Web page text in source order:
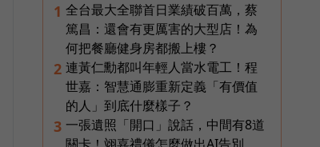
1 全台最大全聯首日業績破百萬，蔡
篤昌：還會有更厲害的大型店！為
何把餐廳健身房都搬上樓？
2 連黃仁勳都叫年輕人當水電工！程
世嘉：智慧通膨重新定義「有價值
的人」到底什麼樣子？
3 一張遺照「開口」說話，中間有8道